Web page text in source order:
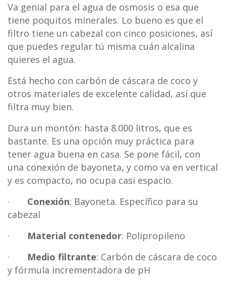
Va genial para el agua de osmosis o esa que
tiene poquitos minerales. Lo bueno es que el
filtro tiene un cabezal con cinco posiciones, así
que puedes regular tú misma cuán alcalina
quieres el agua.
Está hecho con carbón de cáscara de coco y
otros materiales de excelente calidad, así que
filtra muy bien.
Dura un montón: hasta 8.000 litros, que es
bastante. Es una opción muy práctica para
tener agua buena en casa. Se pone fácil, con
una conexión de bayoneta, y como va en vertical
y es compacto, no ocupa casi espacio.
·
Conexión: Bayoneta. Específico para su
cabezal
·
Material contenedor: Polipropileno
·
Medio filtrante: Carbón de cáscara de coco
y fórmula incrementadora de pH